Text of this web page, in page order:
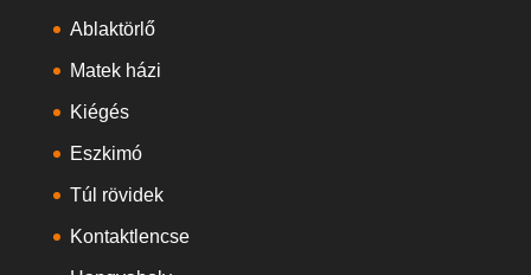
Ablaktörlő
Matek házi
Kiégés
Eszkimó
Túl rövidek
Kontaktlencse